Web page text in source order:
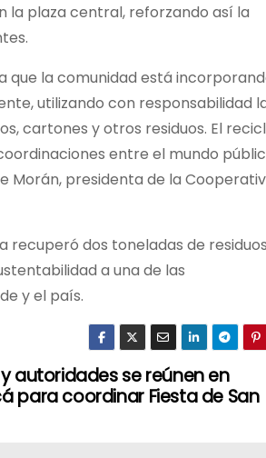
la plaza central, reforzando así la
que la comunidad está
utilizando con responsabilidad
cartones y otros residuos. El
entre el mundo
Morán, presidenta de la
recuperó dos toneladas de residuos
a una de las
y el país.
autoridades se reúnen en
para coordinar Fiesta de San